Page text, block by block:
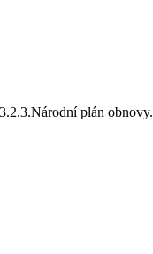
plán obnovy.